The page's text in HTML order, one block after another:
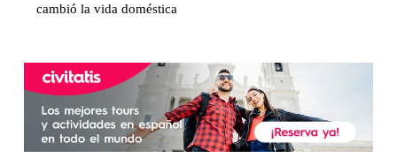
cambió la vida doméstica